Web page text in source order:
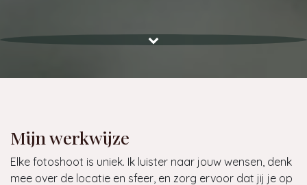
Mijn werkwijze
Elke fotoshoot is uniek. Ik luister naar jouw wensen, denk
mee over de locatie en sfeer, en zorg ervoor dat jij je op